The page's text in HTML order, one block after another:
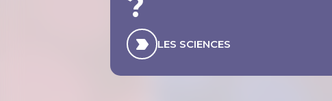
LES SCIENCES